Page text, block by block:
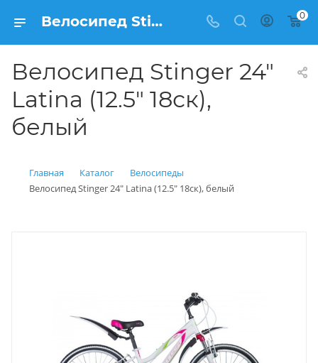
Велосипед Stinger 24" Latina (12.5" 18ск), белый купить: цена 14 600 рублей в Балашихе | Интернет магазин Вело150 0
Велосипед Stinger 24"
Latina (12.5" 18ск),
белый
Главная Каталог
Велосипеды
Велосипед Stinger 24" Latina (12.5" 18ск), белый